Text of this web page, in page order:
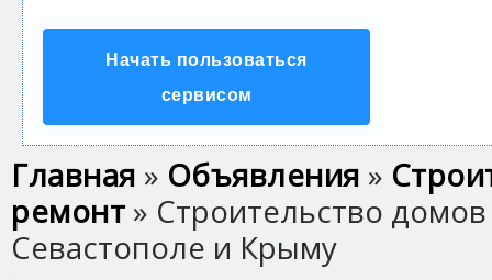
Начать пользоваться
сервисом
Вы здесь
Главная » Объявления »
ремонт» Строительство
Севастополе и Крыму